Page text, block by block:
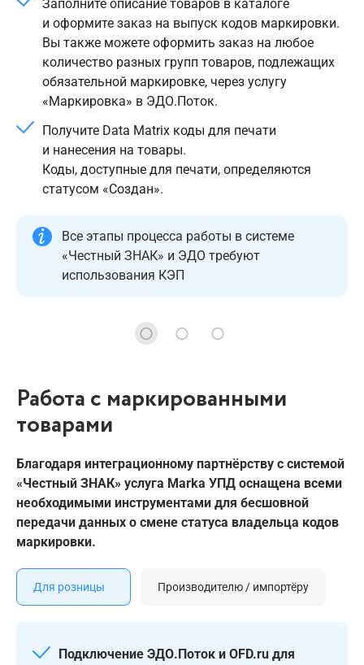
Заполните описание товаров в каталоге
и оформите заказ на выпуск кодов маркировки.
Вы также можете оформить заказ на любое
количество разных групп товаров, подлежащих
обязательной маркировке, через услугу
«Маркировка» в ЭДО.Поток.
Получите Data Matrix коды для печати
и нанесения на товары.
Коды, доступные для печати, определяются
статусом «Создан».
Все этапы процесса работы в системе
«Честный ЗНАК» и ЭДО требуют
использования КЭП
Работа с маркированными
товарами
Благодаря интеграционному партнёрству с системой
«Честный ЗНАК» услуга Marka УПД оснащена всеми
необходимыми инструментами для бесшовной
передачи данных о смене статуса владельца кодов
маркировки.
Для розницы Производителю / импортёру
Подключение ЭДО.Поток и OFD.ru для